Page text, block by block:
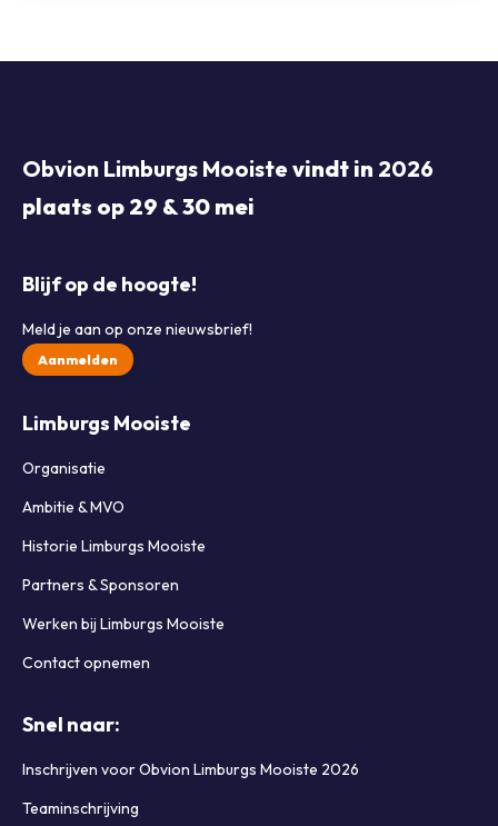
Obvion Limburgs Mooiste vindt in 2026
plaats op 29 & 30 mei
Blijf op de hoogte!
Meld je aan op onze nieuwsbrief!
Aanmelden
Limburgs Mooiste
Organisatie
Ambitie & MVO
Historie Limburgs Mooiste
Partners & Sponsoren
Werken bij Limburgs Mooiste
Contact opnemen
Snel naar:
Inschrijven voor Obvion Limburgs Mooiste 2026
Teaminschrijving